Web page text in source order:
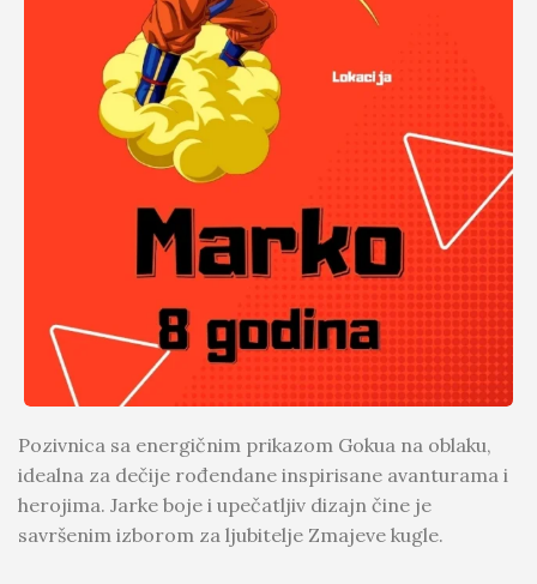
Pozivnica sa energičnim prikazom Gokua na oblaku,
idealna za dečije rođendane inspirisane avanturama i
herojima. Jarke boje i upečatljiv dizajn čine je
savršenim izborom za ljubitelje Zmajeve kugle.